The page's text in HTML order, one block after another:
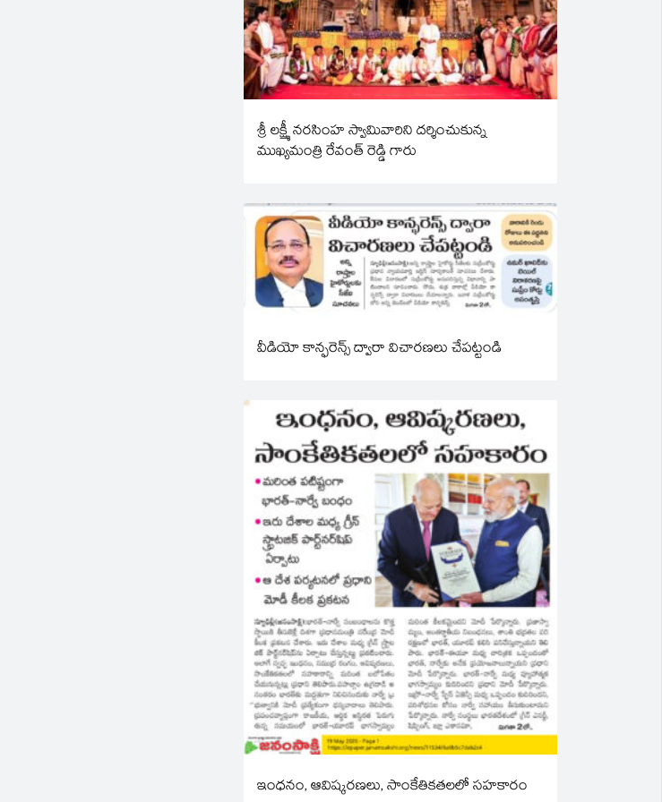
శ్రీ లక్ష్మీ నరసింహ స్వామివారిని దర్శించుకున్న
ముఖ్యమంత్రి రేవంత్ రెడ్డి గారు
వీడియో కాన్ఫరెన్స్ ద్వారా విచారణలు చేపట్టండి
ఇంధనం, ఆవిష్కరణలు, సాంకేతికతలలో సహకారం